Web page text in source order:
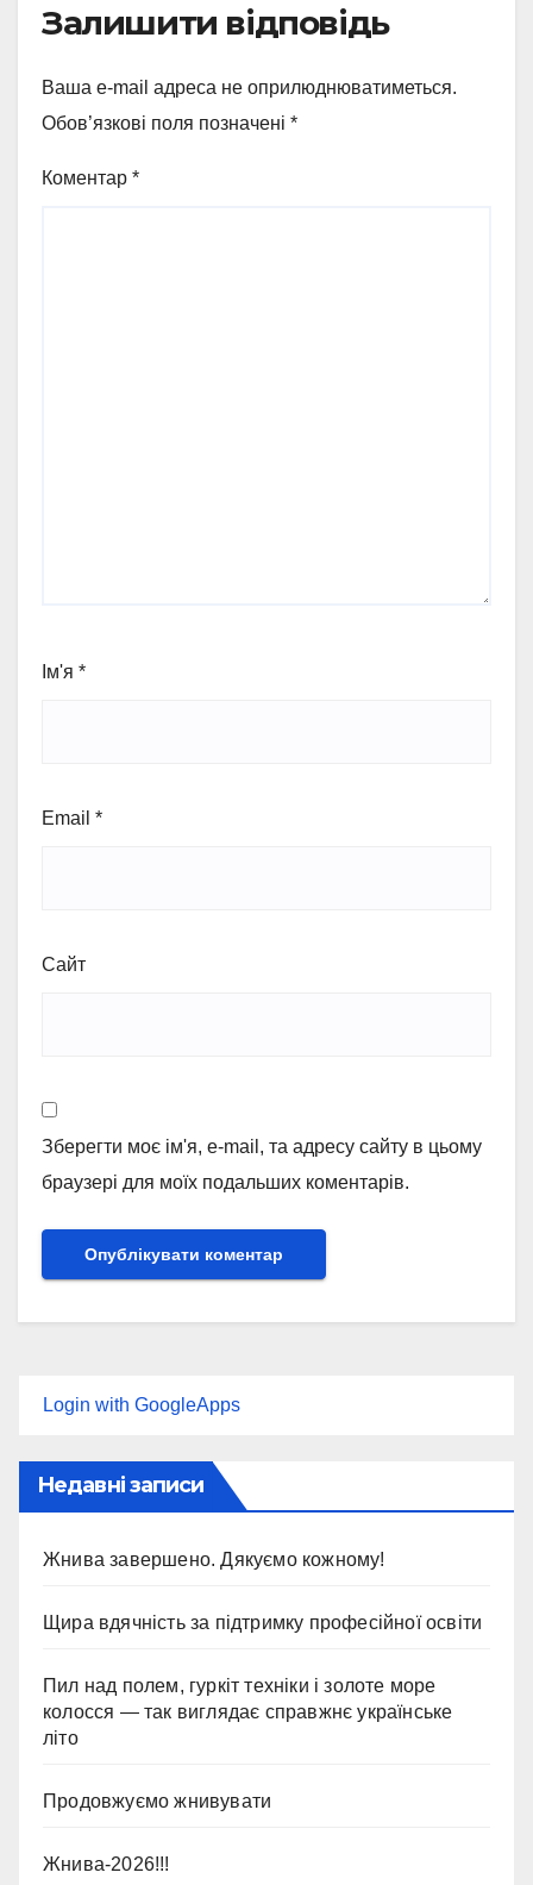
Залишити відповідь
Ваша e-mail адреса не оприлюднюватиметься.
Обов’язкові поля позначені *
Коментар *
Ім'я *
Email *
Сайт
Зберегти моє ім'я, e-mail, та адресу сайту в цьому
браузері для моїх подальших коментарів.
Login with GoogleApps
Недавні записи
Жнива завершено. Дякуємо кожному!
Щира вдячність за підтримку професійної освіти
Пил над полем, гуркіт техніки і золоте море
колосся — так виглядає справжнє українське
літо
Продовжуємо жнивувати
Жнива-2026!!!